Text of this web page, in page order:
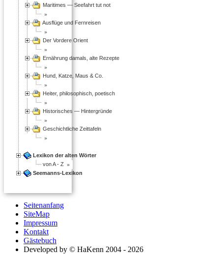
Maritimes — Seefahrt tut not
Ausflüge und Fernreisen
Der Vordere Orient
Ernährung damals, alte Rezepte
Hund, Katze, Maus & Co.
Heiter, philosophisch, poetisch
Historisches — Hintergründe
Geschichtliche Zeittafeln
Lexikon der alten Wörter
von A - Z
Seemanns-Lexikon
Seitenanfang
SiteMap
Impressum
Kontakt
Gästebuch
Developed by © HaKenn 2004 - 2026